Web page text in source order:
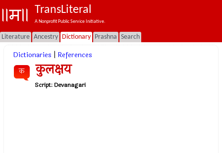
TransLiteral
A Nonprofit Public Service Initiative.
Literature Ancestry Dictionary Prashna Search
Dictionaries References
क कुलक्षय
Script:Devanagari